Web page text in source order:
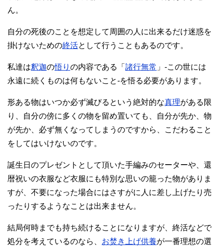
ん。
自分の死後のことを想定して周囲の人に出来るだけ迷惑を
掛けないための終活として行うこともあるのです。
私達は釈迦の悟り の内容である「 諸行無常 」-この世には
永遠に続くものは何もないこと-を悟る必要があります。
形ある物はいつか必ず滅びるという絶対的な真理がある限
り、自分の傍に多くの物を留め置いても、自分が先か、物
が先か、必ず無くなってしまうのですから、こだわること
をしてはいけないのです。
誕生日のプレゼントとして頂いた手編みのセーターや、還
暦祝いの衣服など衣服にも特別な思いの籠った物がありま
すが、不要になった場合にはさすがに人に差し上げたり売
ったりするようなことは出来ません。
結局何時までも持ち続けることになりますが、終活などで
処分を考えているのなら、 お焚き上げ供養が一番理想の選